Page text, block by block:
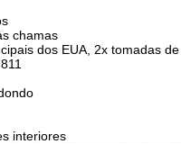
chamas
dos EUA, 2x tomadas
interiores